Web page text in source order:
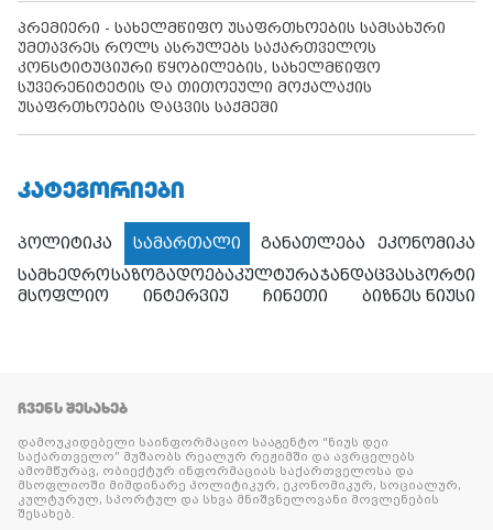
პრემიერი - სახელმწიფო უსაფრთხოების სამსახური
უმთავრეს როლს ასრულებს საქართველოს
კონსტიტუციური წყობილების, სახელმწიფო
სუვერენიტეტის და თითოეული მოქალაქის
უსაფრთხოების დაცვის საქმეში
ᲙᲐᲢᲔᲒᲝᲠᲘᲔᲑᲘ
პოლიტიკა სამართალი განათლება
ეკონომიკა
სამხედროსაზოგადოებაკულტურაჯანდაცვასპორტი
მსოფლიო
ინტერვიუ ჩინეთი ბიზნეს ნიუსი
ᲩᲕᲔᲜᲡ ᲨᲔᲡᲐᲮᲔᲑ
დამოუკიდებელი საინფორმაციო სააგენტო “ნიუს დეი
საქართველო” მუშაობს რეალურ რეჟიმში და ავრცელებს
ამომწურავ, ობიექტურ ინფორმაციას საქართველოსა და
მსოფლიოში მიმდინარე პოლიტიკურ, ეკონომიკურ, სოციალურ,
კულტურულ, სპორტულ და სხვა მნიშვნელოვანი მოვლენების
შესახებ.